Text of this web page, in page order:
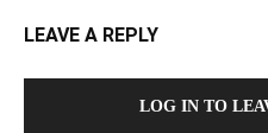
LEAVE A REPLY
LOG IN TO